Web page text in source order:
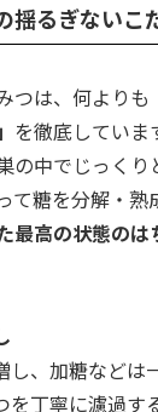
揺るぎないこ
つは、何よりも
を徹底していま
の中でじっくり
て糖を分解・熟
最高の状態のは
し、加糖などは
を丁寧に濾過す